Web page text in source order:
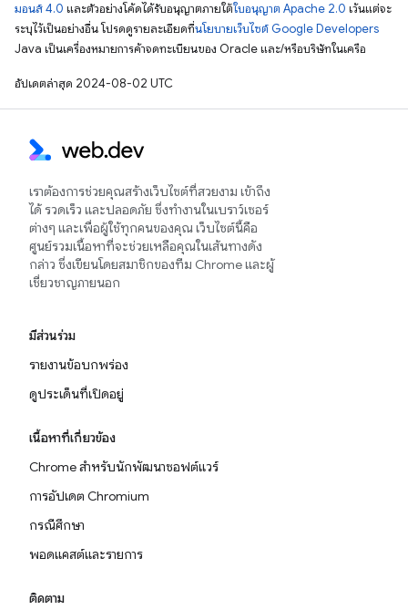
มอนส์ 4.0 และตัวอย่างโค้ดได้รับอนุญาตภายใต้ใบอนุญาต Apache 2.0 เว้นแต่จะ
ระบุไว้เป็นอย่างอื่น โปรดดูรายละเอียดที่นโยบายเว็บไซต์ Google Developers
Java เป็นเครื่องหมายการค้าจดทะเบียนของ Oracle และ/หรือบริษัทในเครือ
อัปเดตล่าสุด 2024-08-02 UTC
เราต้องการช่วยคุณสร้างเว็บไซต์ที่สวยงาม เข้าถึง
ได้ รวดเร็ว และปลอดภัย ซึ่งทำงานในเบราว์เซอร์
ต่างๆ และเพื่อผู้ใช้ทุกคนของคุณ เว็บไซต์นี้คือ
ศูนย์รวมเนื้อหาที่จะช่วยเหลือคุณในเส้นทางดัง
กล่าว ซึ่งเขียนโดยสมาชิกของทีม Chrome และผู้
เชี่ยวชาญภายนอก
มีส่วนร่วม
รายงานข้อบกพร่อง
ดูประเด็นที่เปิดอยู่
เนื้อหาที่เกี่ยวข้อง
Chrome สำหรับนักพัฒนาซอฟต์แวร์
การอัปเดต Chromium
กรณีศึกษา
พอดแคสต์และรายการ
ติดตาม